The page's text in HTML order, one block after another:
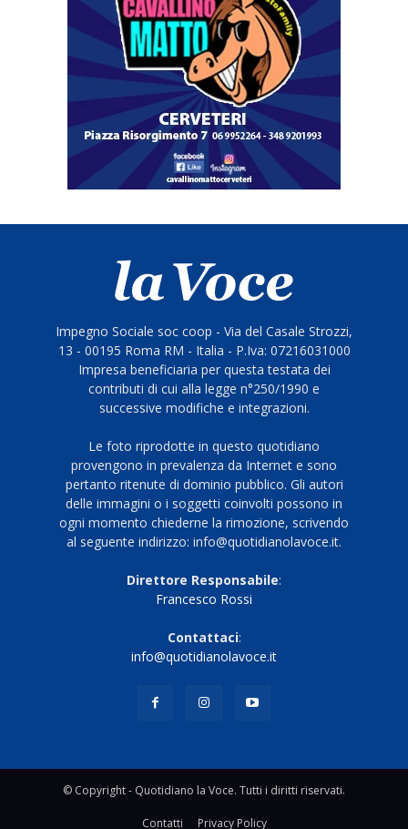
Impegno Sociale soc coop - Via del Casale Strozzi,
13 - 00195 Roma RM - Italia - P.Iva: 07216031000
Impresa beneficiaria per questa testata dei
contributi di cui alla legge n°250/1990 e
successive modifiche e integrazioni.
Le foto riprodotte in questo quotidiano
provengono in prevalenza da Internet e sono
pertanto ritenute di dominio pubblico. Gli autori
delle immagini o i soggetti coinvolti possono in
ogni momento chiederne la rimozione, scrivendo
al seguente indirizzo: info@quotidianolavoce.it.
Direttore Responsabile:
Francesco Rossi
Contattaci:
info@quotidianolavoce.it
© Copyright - Quotidiano la Voce. Tutti i diritti riservati.
Contatti Privacy Policy